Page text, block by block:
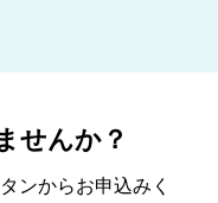
せんか？
ンからお申込みく